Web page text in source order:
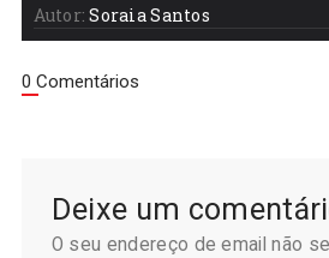
Autor: Soraia Santos
0 Comentários
Deixe um
O seu endereço de email não